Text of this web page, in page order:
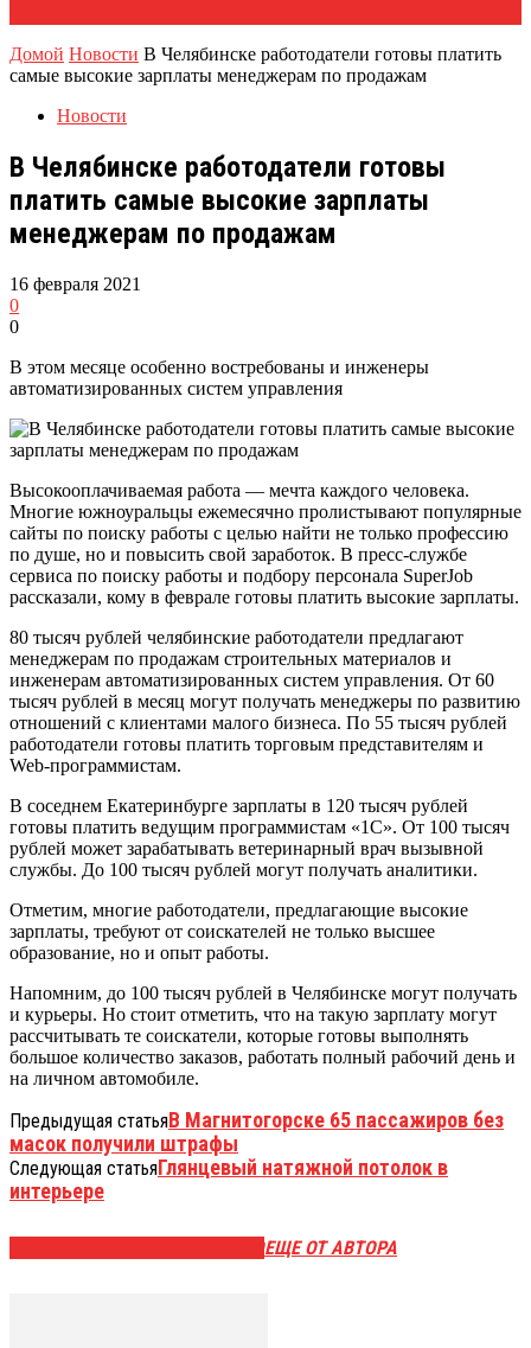
Домой Новости В Челябинске работодатели готовы платить
самые высокие зарплаты менеджерам по продажам
Новости
В Челябинске работодатели готовы
платить самые высокие зарплаты
менеджерам по продажам
16 февраля 2021
0
0
В этом месяце особенно востребованы и инженеры
автоматизированных систем управления
Высокооплачиваемая работа — мечта каждого человека.
Многие южноуральцы ежемесячно пролистывают популярные
сайты по поиску работы с целью найти не только профессию
по душе, но и повысить свой заработок. В пресс-службе
сервиса по поиску работы и подбору персонала SuperJob
рассказали, кому в феврале готовы платить высокие зарплаты.
80 тысяч рублей челябинские работодатели предлагают
менеджерам по продажам строительных материалов и
инженерам автоматизированных систем управления. От 60
тысяч рублей в месяц могут получать менеджеры по развитию
отношений с клиентами малого бизнеса. По 55 тысяч рублей
работодатели готовы платить торговым представителям и
Web-программистам.
В соседнем Екатеринбурге зарплаты в 120 тысяч рублей
готовы платить ведущим программистам «1С». От 100 тысяч
рублей может зарабатывать ветеринарный врач вызывной
службы. До 100 тысяч рублей могут получать аналитики.
Отметим, многие работодатели, предлагающие высокие
зарплаты, требуют от соискателей не только высшее
образование, но и опыт работы.
Напомним, до 100 тысяч рублей в Челябинске могут получать
и курьеры. Но стоит отметить, что на такую зарплату могут
рассчитывать те соискатели, которые готовы выполнять
большое количество заказов, работать полный рабочий день и
на личном автомобиле.
Предыдущая статьяВ Магнитогорске 65 пассажиров без
масок получили штрафы
Следующая статьяГлянцевый натяжной потолок в
интерьере
ЕЩЕ ОТ АВТОРА